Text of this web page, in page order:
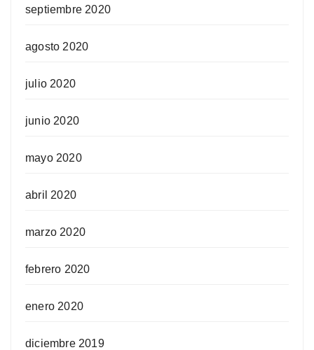
septiembre 2020
agosto 2020
julio 2020
junio 2020
mayo 2020
abril 2020
marzo 2020
febrero 2020
enero 2020
diciembre 2019